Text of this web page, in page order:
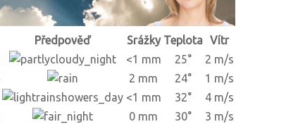
Předpověď Srážky Teplota Vítr
<1 mm 25°
2 m/s
2 mm 24°
1 m/s
<1 mm 32°
4 m/s
0 mm 30° 3 m/s